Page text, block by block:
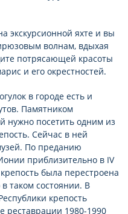
экскурсионной яхте и вы
волнам, вдыхая
потрясающей красоты
и его окрестностей.
в городе есть и
Памятником
нужно посетить одним из
Сейчас в ней
По преданию
приблизительно в IV
была перестроена
таком состоянии. В
крепость
реставрации 1980-1990